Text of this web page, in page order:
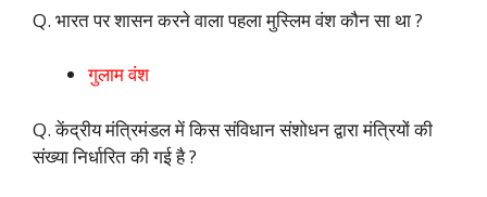
Q. भारत पर शासन करने वाला पहला मुस्लिम वंश कौन सा था ?
गुलाम वंश
Q. केंद्रीय मंत्रिमंडल में किस संविधान संशोधन द्वारा मंत्रियों की
संख्या निर्धारित की गई है ?